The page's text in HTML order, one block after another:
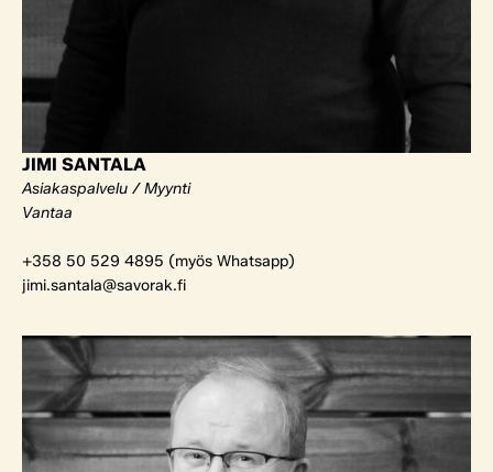
JIMI SANTALA
Asiakaspalvelu / Myynti
Vantaa
+358 50 529 4895 (myös Whatsapp)
jimi.santala@savorak.fi